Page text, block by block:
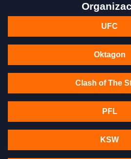
UFC
Oktagon
Clash of The
PFL
KSW